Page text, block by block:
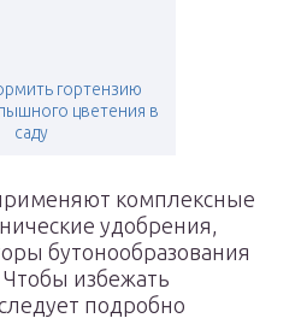
гортензию
цветения в
саду
комплексные
удобрения,
бутонообразования
избежать
подробно